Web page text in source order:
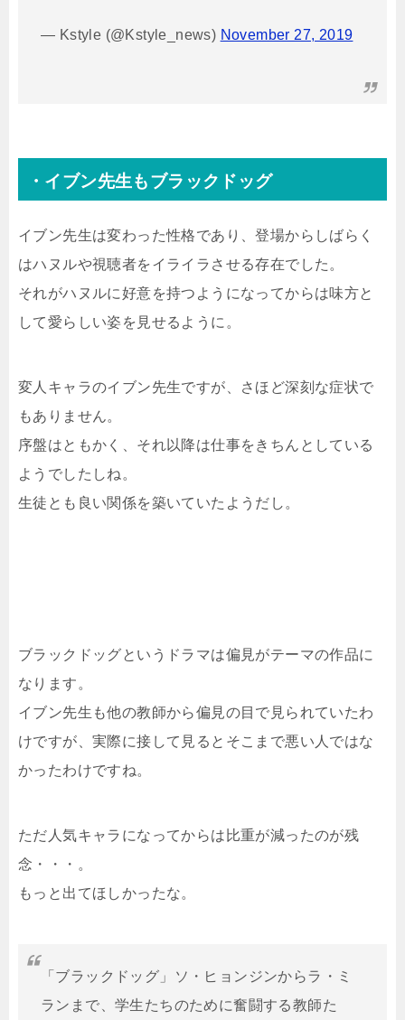
— Kstyle (@Kstyle_news) November 27, 2019
・イブン先生もブラックドッグ
イブン先生は変わった性格であり、登場からしばらく
はハヌルや視聴者をイライラさせる存在でした。
それがハヌルに好意を持つようになってからは味方と
して愛らしい姿を見せるように。
変人キャラのイブン先生ですが、さほど深刻な症状で
もありません。
序盤はともかく、それ以降は仕事をきちんとしている
ようでしたしね。
生徒とも良い関係を築いていたようだし。
ブラックドッグというドラマは偏見がテーマの作品に
なります。
イブン先生も他の教師から偏見の目で見られていたわ
けですが、実際に接して見るとそこまで悪い人ではな
かったわけですね。
ただ人気キャラになってからは比重が減ったのが残
念・・・。
もっと出てほしかったな。
「ブラックドッグ」ソ・ヒョンジンからラ・ミ
ランまで、学生たちのために奮闘する教師た